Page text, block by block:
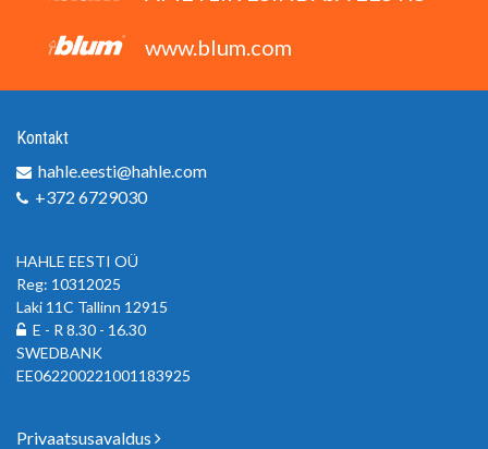
www.blum.com
Kontakt
hahle.eesti@hahle.com
+372 6729030
HAHLE EESTI OÜ
Reg: 10312025
Laki 11C Tallinn 12915
E - R 8.30 - 16.30
SWEDBANK
EE062200221001183925
Privaatsusavaldus